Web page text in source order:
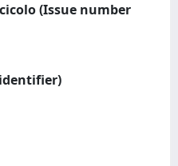
(Issue number
identifier)